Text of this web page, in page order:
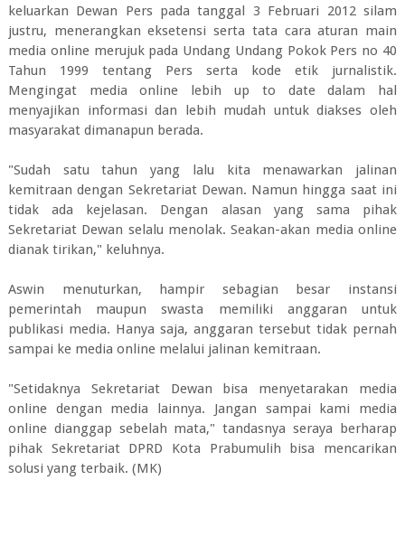
keluarkan Dewan Pers pada tanggal 3 Februari 2012 silam
justru, menerangkan eksetensi serta tata cara aturan main
media online merujuk pada Undang Undang Pokok Pers no 40
Tahun 1999 tentang Pers serta kode etik jurnalistik.
Mengingat media online lebih up to date dalam hal
menyajikan informasi dan lebih mudah untuk diakses oleh
masyarakat dimanapun berada.
"Sudah satu tahun yang lalu kita menawarkan jalinan
kemitraan dengan Sekretariat Dewan. Namun hingga saat ini
tidak ada kejelasan. Dengan alasan yang sama pihak
Sekretariat Dewan selalu menolak. Seakan-akan media online
dianak tirikan," keluhnya.
Aswin menuturkan, hampir sebagian besar instansi
pemerintah maupun swasta memiliki anggaran untuk
publikasi media. Hanya saja, anggaran tersebut tidak pernah
sampai ke media online melalui jalinan kemitraan.
"Setidaknya Sekretariat Dewan bisa menyetarakan media
online dengan media lainnya. Jangan sampai kami media
online dianggap sebelah mata," tandasnya seraya berharap
pihak Sekretariat DPRD Kota Prabumulih bisa mencarikan
solusi yang terbaik. (MK)